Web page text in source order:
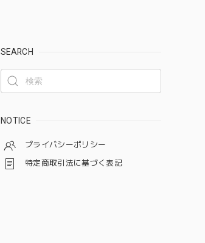
SEARCH
NOTICE
プライバシーポリシー
特定商取引法に基づく表記